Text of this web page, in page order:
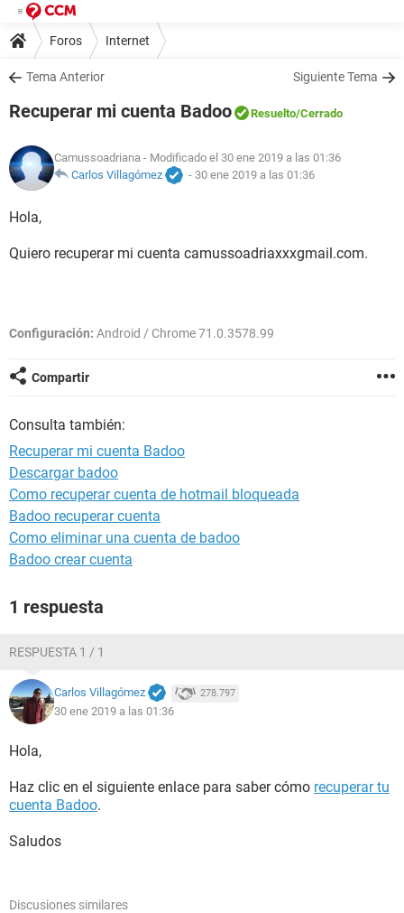
Foros Internet
Tema Anterior Siguiente Tema
Recuperar mi cuenta Badoo Resuelto/Cerrado
Camussoadriana - Modificado el 30 ene 2019 a las 01:36
Carlos Villagómez
- 30 ene 2019 a las 01:36
Hola,
Quiero recuperar mi cuenta camussoadriaxxxgmail.com.
Configuración: Android / Chrome 71.0.3578.99
Compartir
Consulta también:
Recuperar mi cuenta Badoo
Descargar badoo
Como recuperar cuenta de hotmail bloqueada
Badoo recuperar cuenta
Como eliminar una cuenta de badoo
Badoo crear cuenta
1 respuesta
RESPUESTA 1 / 1
Carlos Villagómez 278.797
30 ene 2019 a las 01:36
Hola,
Haz clic en el siguiente enlace para saber cómo recuperar tu
cuenta Badoo.
Saludos
Discusiones similares